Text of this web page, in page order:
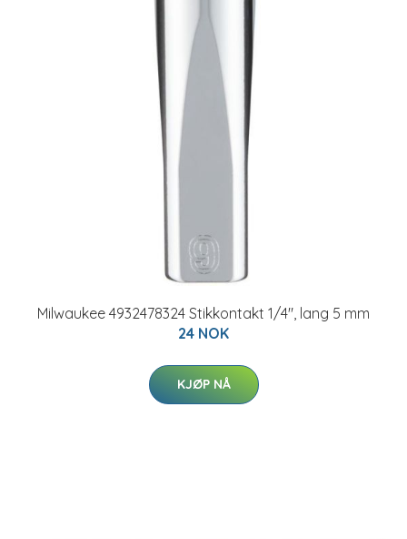
Milwaukee 4932478324 Stikkontakt 1/4", lang 5 mm
24 NOK
KJØP NÅ